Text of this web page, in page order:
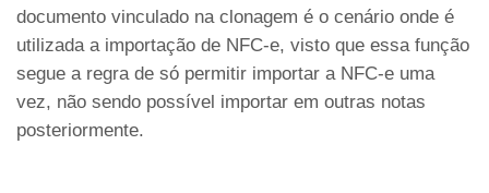
documento vinculado na clonagem é o cenário onde é
utilizada a importação de NFC-e, visto que essa função
segue a regra de só permitir importar a NFC-e uma
vez, não sendo possível importar em outras notas
posteriormente.